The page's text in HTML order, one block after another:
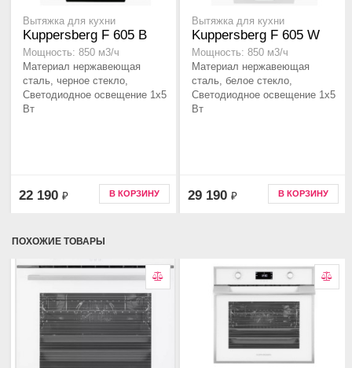
Вытяжка для кухни
Kuppersberg F 605 B
Мощность: 850 м3/ч
Материал нержавеющая
сталь, черное стекло,
Светодиодное освещение 1x5
Вт
22 190 ₽ В КОРЗИНУ
Вытяжка для кухни
Kuppersberg F 605 W
Мощность: 850 м3/ч
Материал нержавеющая
сталь, белое стекло,
Светодиодное освещение 1x5
Вт
29 190 ₽ В КОРЗИНУ
ПОХОЖИЕ ТОВАРЫ